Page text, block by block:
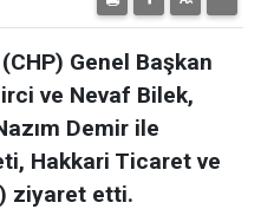
Genel Başkan
ve Nevaf Bilek,
Demir ile
Hakkari Ticaret ve
ziyaret etti.